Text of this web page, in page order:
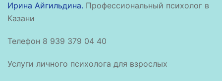
Ирина Айгильдина. Профессиональный психолог в
Казани
Телефон 8 939 379 04 40
Услуги личного психолога для взрослых